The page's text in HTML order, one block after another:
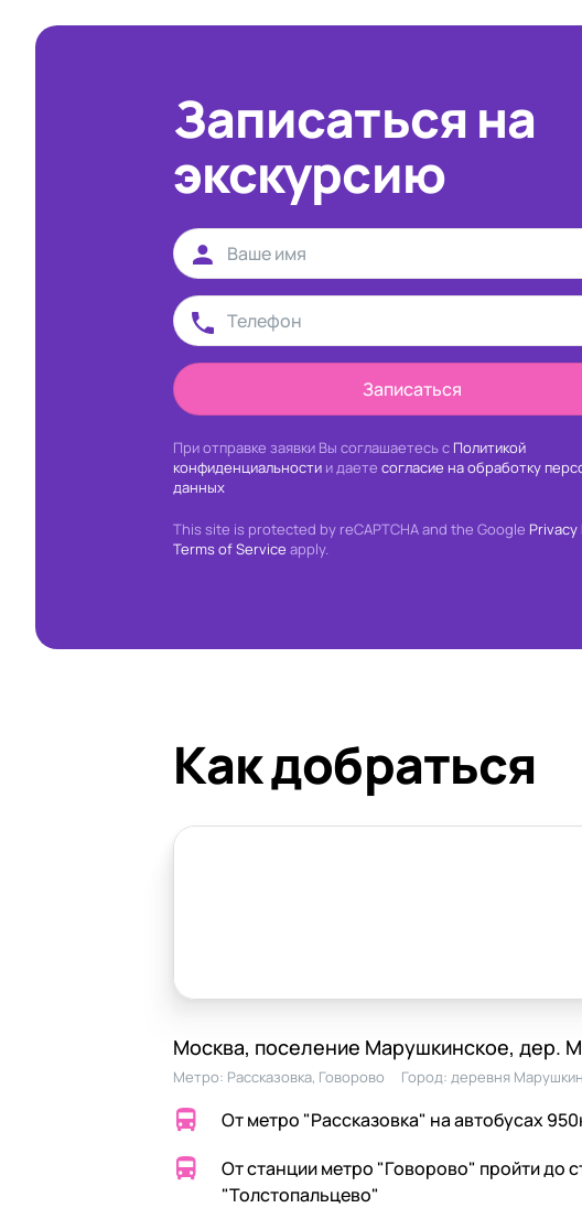
Записаться на
экскурсию
Записаться
При отправке заявки Вы соглашаетесь с Политикой
конфиденциальности и даете согласие на обработку
данных
This site is protected by reCAPTCHA and the Google Privacy
Terms of Service apply.
Как добраться
Москва, поселение Марушкинское, дер.
Метро: Рассказовка, Говорово Город: деревня
От метро "Рассказовка" на автобусах
От станции метро "Говорово" пройти до
"Толстопальцево"